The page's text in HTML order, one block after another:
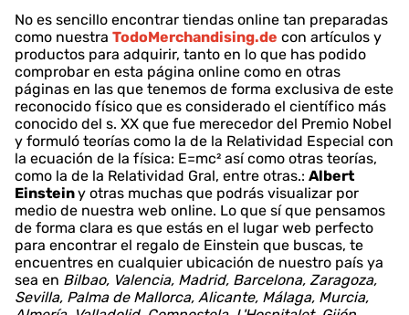
No es sencillo encontrar tiendas online tan preparadas
como nuestra TodoMerchandising.de con artículos y
productos para adquirir, tanto en lo que has podido
comprobar en esta página online como en otras
páginas en las que tenemos de forma exclusiva de este
reconocido físico que es considerado el científico más
conocido del s. XX que fue merecedor del Premio Nobel
y formuló teorías como la de la Relatividad Especial con
la ecuación de la física: E=mc² así como otras teorías,
como la de la Relatividad Gral, entre otras.: Albert
Einsteiny otras muchas que podrás visualizar por
medio de nuestra web online. Lo que sí que pensamos
de forma clara es que estás en el lugar web perfecto
para encontrar el regalo de Einstein que buscas, te
encuentres en cualquier ubicación de nuestro país ya
sea en Bilbao, Valencia, Madrid, Barcelona, Zaragoza,
Sevilla, Palma de Mallorca, Alicante, Málaga, Murcia,